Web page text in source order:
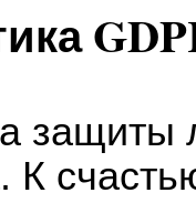
защиты
К